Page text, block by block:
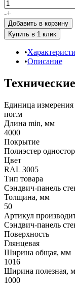
-+
Добавить в корзину
Описание
Единица измерения
пог.м
Длина min, мм
4000
Покрытие
Полиэстер
Цвет
RAL 3005
Тип товара
Сэндвич-панель
Толщина, мм
50
Артикул
Сэндвич-панель
Поверхность
Глянцевая
Ширина общая, мм
1016
Ширина полезная,
1000